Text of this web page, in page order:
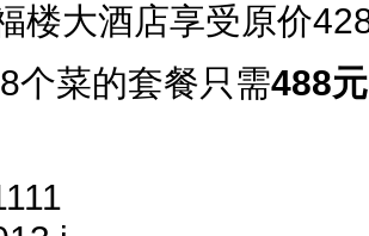
楼大酒店享受原价
个菜的套餐只需488元